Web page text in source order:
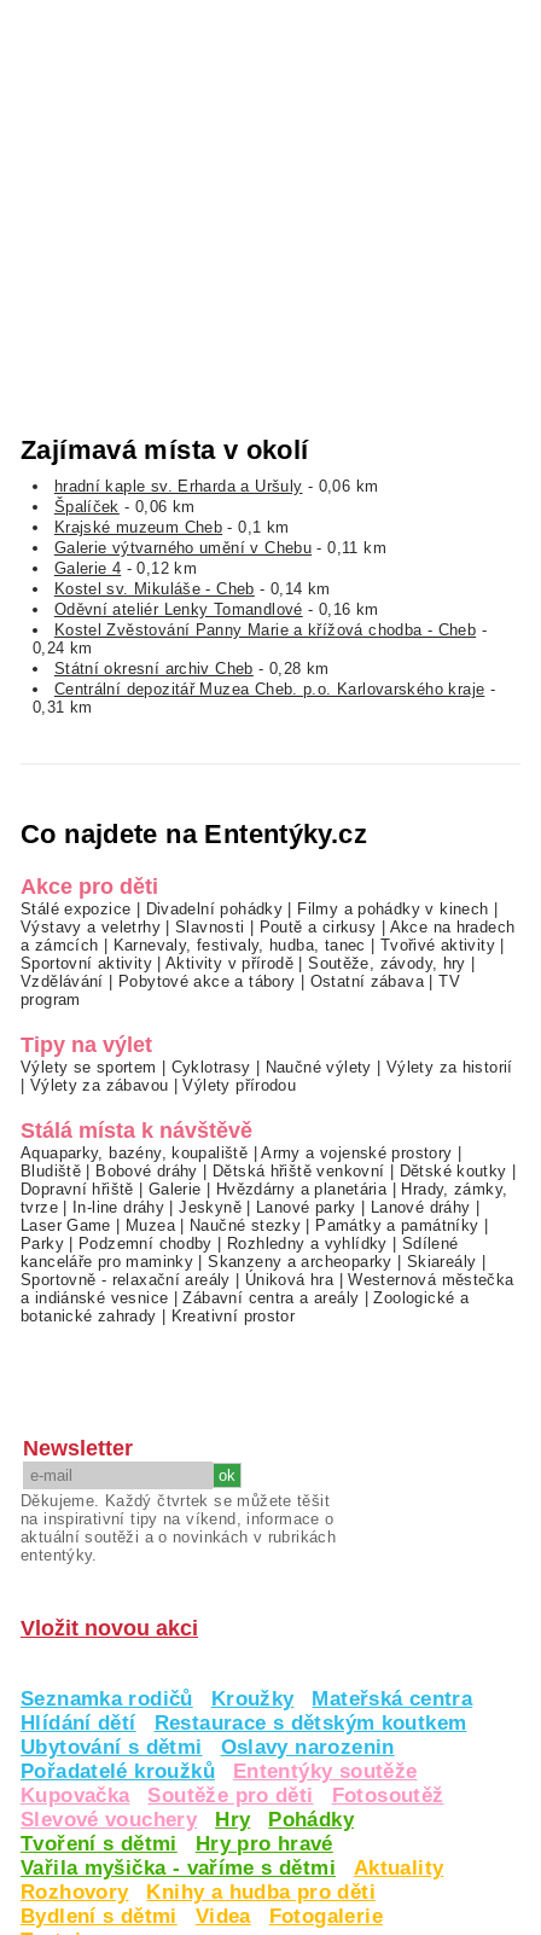
Zajímavá místa v okolí
hradní kaple sv. Erharda a Uršuly - 0,06 km
Špalíček - 0,06 km
Krajské muzeum Cheb - 0,1 km
Galerie výtvarného umění v Chebu - 0,11 km
Galerie 4 - 0,12 km
Kostel sv. Mikuláše - Cheb - 0,14 km
Oděvní ateliér Lenky Tomandlové - 0,16 km
Kostel Zvěstování Panny Marie a křížová chodba - Cheb -
0,24 km
Státní okresní archiv Cheb - 0,28 km
Centrální depozitář Muzea Cheb. p.o. Karlovarského kraje -
0,31 km
Co najdete na Ententýky.cz
Akce pro děti
Stálé expozice Divadelní pohádky Filmy a pohádky v kinech
Výstavy a veletrhy|Slavnosti Poutě a cirkusy
Akce na hradech
a zámcích
Karnevaly, festivaly, hudba, tanec Tvořivé aktivity
Sportovní aktivity|Aktivity v přírodě |Soutěže, závody, hry
Vzdělávání
Pobytové akce a tábory Ostatní zábava|TV
program
Tipy na výlet
Výlety se sportem Cyklotrasy Naučné výlety
Výlety za historií
Výlety za zábavou |Výlety přírodou
Stálá místa k návštěvě
Aquaparky, bazény, koupaliště |Army a vojenské prostory
Bludiště
Bobové dráhy Dětská hřiště venkovní Dětské koutky
Dopravní hřiště
Galerie Hvězdárny a planetária|
Hrady, zámky,
tvrze| In-line dráhy |Jeskyně| Lanové parky Lanové dráhy
Laser Game
Muzea| Naučné stezky Památky a památníky
Parky| Podzemní chodby Rozhledny a vyhlídky
Sdílené
kanceláře pro maminky |Skanzeny a archeoparky Skiareály
Sportovně - relaxační areály
Úniková hra|Westernová městečka
a indiánské vesnice |Zábavní centra a areály |Zoologické a
botanické zahrady
Kreativní prostor
Newsletter
Děkujeme. Každý čtvrtek se můžete těšit
na inspirativní tipy na víkend, informace o
aktuální soutěži a o novinkách v rubrikách
ententýky.
Vložit novou akci
Seznamka rodičů Kroužky
Mateřská centra
Hlídání dětí
Restaurace s dětským koutkem
Ubytování s dětmi
Oslavy narozenin
Pořadatelé kroužků
Ententýky soutěže
Kupovačka
Soutěže pro děti
Fotosoutěž
Slevové vouchery
Hry
Pohádky
Tvoření s dětmi
Hry pro hravé
Vařila myšička - vaříme s dětmi
Aktuality
Rozhovory
Knihy a hudba pro děti
Bydlení s dětmi
Videa
Fotogalerie